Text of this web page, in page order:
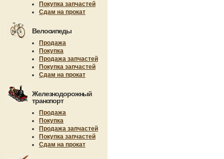
Покупка запчастей
Сдам на прокат
Велосипеды
Продажа
Покупка
Продажа запчастей
Покупка запчастей
Сдам на прокат
Железнодорожный
транспорт
Продажа
Покупка
Продажа запчастей
Покупка запчастей
Сдам на прокат